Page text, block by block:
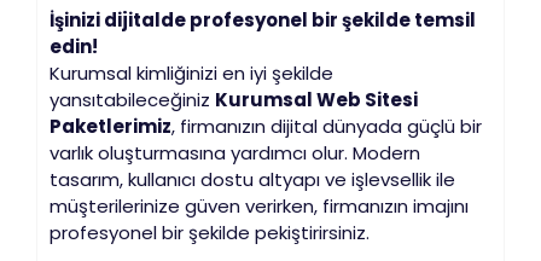
İşinizi dijitalde profesyonel bir şekilde temsil
edin!
Kurumsal kimliğinizi en iyi şekilde
yansıtabileceğiniz Kurumsal Web Sitesi
Paketlerimiz, firmanızın dijital dünyada güçlü bir
varlık oluşturmasına yardımcı olur. Modern
tasarım, kullanıcı dostu altyapı ve işlevsellik ile
müşterilerinize güven verirken, firmanızın imajını
profesyonel bir şekilde pekiştirirsiniz.